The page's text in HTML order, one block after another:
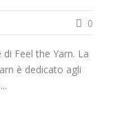
0
Feel the Yarn. La
è dedicato agli